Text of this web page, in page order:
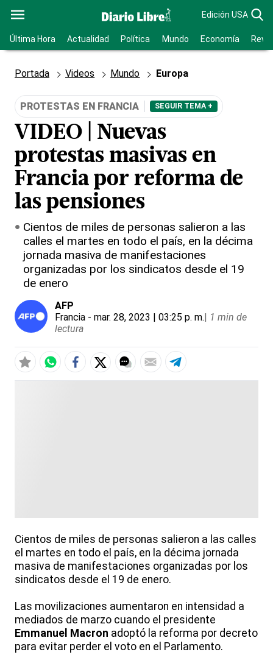
Edición USA
Última Hora Actualidad Política Mundo Economía
Portada Videos Mundo Europa
PROTESTAS EN FRANCIA SEGUIR TEMA +
VIDEO | Nuevas
protestas masivas en
Francia por reforma de
las pensiones
Cientos de miles de personas salieron a las
calles el martes en todo el país, en la décima
jornada masiva de manifestaciones
organizadas por los sindicatos desde el 19
de enero
AFP
Francia - mar. 28, 2023 | 03:25 p. m.| 1 min de
lectura
Cientos de miles de personas salieron a las calles
el martes en todo el país, en la décima jornada
masiva de manifestaciones organizadas por los
sindicatos desde el 19 de enero.
Las movilizaciones aumentaron en intensidad a
mediados de marzo cuando el presidente
Emmanuel Macron adoptó la reforma por decreto
para evitar perder el voto en el Parlamento.